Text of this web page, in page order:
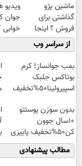
ماشین پژو
گذاشتی برای
فروش ؟ اینجا
سریع و راحت
بفروش
ویدیو
جوان
خوابی
از سراسر وب
بمب جوانساز! کرم
بوتاکس جلبک
اسپیرولینا50%تخفیف
بدون سوزن پوستتو
10سال جوون
کن50%تخفیف پاییزی
مطالب پیشنهادی